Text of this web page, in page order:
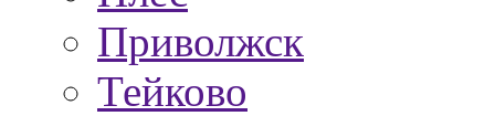
Приволжск
Тейково